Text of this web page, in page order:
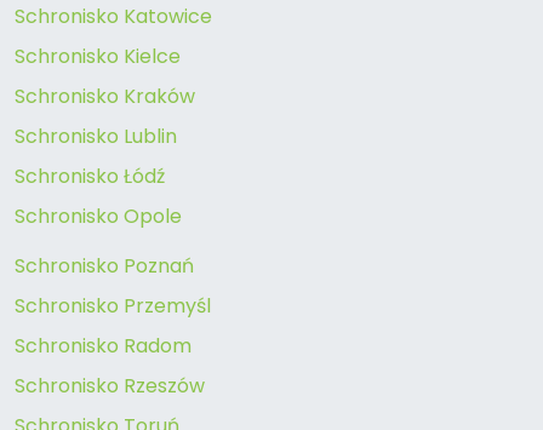
Schronisko Katowice
Schronisko Kielce
Schronisko Kraków
Schronisko Lublin
Schronisko Łódź
Schronisko Opole
Schronisko Poznań
Schronisko Przemyśl
Schronisko Radom
Schronisko Rzeszów